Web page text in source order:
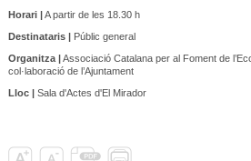
Horari |A partir de les 18.30 h
Destinataris |Públic general
Organitza |Associació Catalana per al Foment de
col·laboració de l’Ajuntament
Lloc |Sala d'Actes d'El Mirador